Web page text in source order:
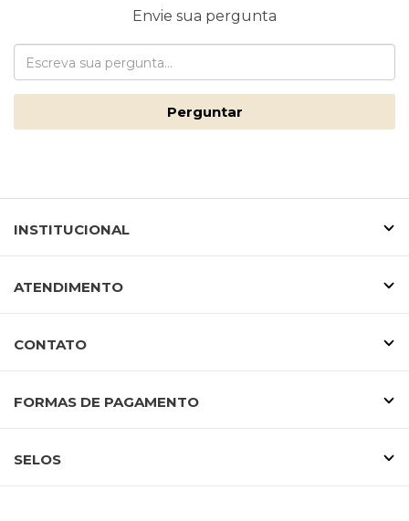
Envie sua pergunta
Perguntar
INSTITUCIONAL
ATENDIMENTO
CONTATO
FORMAS DE PAGAMENTO
SELOS